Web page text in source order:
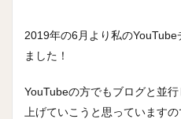
2019年の6月より私の
ました！
YouTubeの方でもブログと並
上げていこうと思っています